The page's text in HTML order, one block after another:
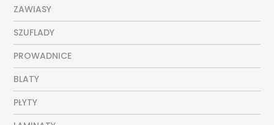
ZAWIASY
SZUFLADY
PROWADNICE
BLATY
PŁYTY